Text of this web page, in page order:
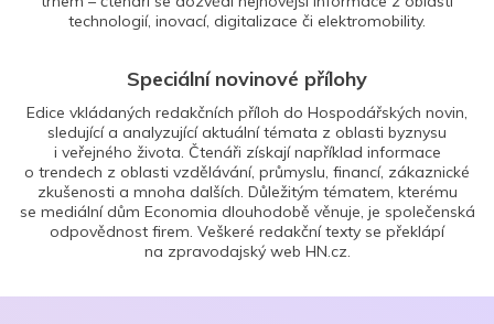
technologií, inovací, digitalizace či elektromobility.
Speciální novinové přílohy
Edice vkládaných redakčních příloh do Hospodářských novin,
sledující a analyzující aktuální témata z oblasti byznysu
i veřejného života. Čtenáři získají například informace
o trendech z oblasti vzdělávání, průmyslu, financí, zákaznické
zkušenosti a mnoha dalších. Důležitým tématem, kterému
se mediální dům Economia dlouhodobě věnuje, je společenská
odpovědnost firem. Veškeré redakční texty se překlápí
na zpravodajský web HN.cz.